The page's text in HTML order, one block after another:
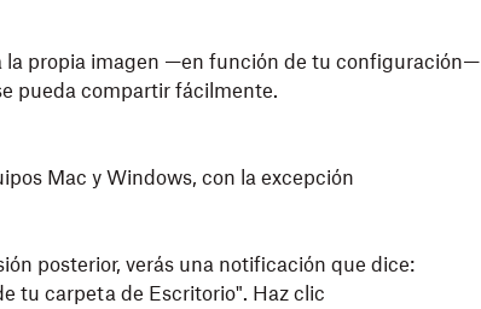
la propia imagen —en función de tu configuración—
pueda compartir fácilmente.
Mac y Windows, con la excepción
posterior, verás una notificación que dice:
tu carpeta de Escritorio". Haz clic